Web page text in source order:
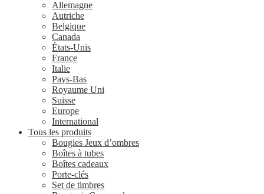
Allemagne
Autriche
Belgique
Canada
États-Unis
France
Italie
Pays-Bas
Royaume Uni
Suisse
Europe
International
Tous les produits
Bougies Jeux d’ombres
Boîtes à tubes
Boîtes cadeaux
Porte-clés
Set de timbres